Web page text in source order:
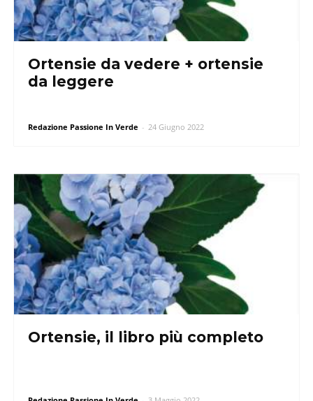
Ortensie da vedere + ortensie
da leggere
Redazione Passione In Verde - 24 Giugno 2022
Ortensie, il libro più completo